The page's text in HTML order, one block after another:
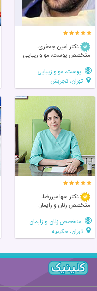
دکتر امین جعفری،
متخصص پوست، مو و زیبایی
پوست، مو و زیبایی
تهران، تجریش
دکتر سها میررضا،
متخصص زنان و زایمان
متخصص زنان و زایمان
تهران، حکیمیه